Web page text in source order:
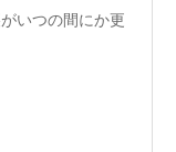
いつの間にか更